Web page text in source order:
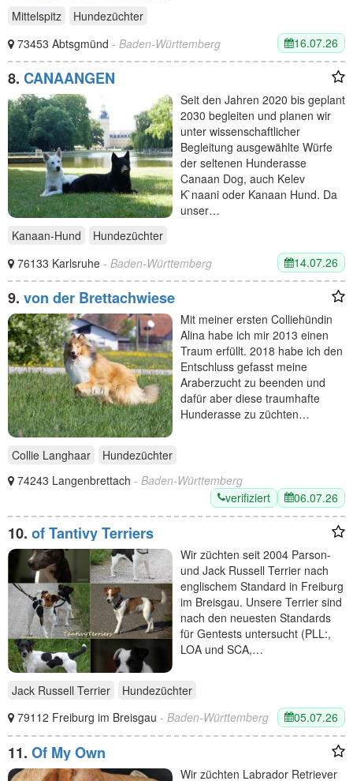
Mittelspitz
Hundezüchter
73453 Abtsgmünd - Baden-Württemberg 16.07.26
8. CANAANGEN
Seit den Jahren 2020 bis geplant
2030 begleiten und planen wir
unter wissenschaftlicher
Begleitung ausgewählte Würfe
der seltenen Hunderasse
Canaan Dog, auch Kelev
K`naani oder Kanaan Hund. Da
unser…
Kanaan-Hund
Hundezüchter
76133 Karlsruhe - Baden-Württemberg 14.07.26
9. von der Brettachwiese
Mit meiner ersten Colliehündin
Alina habe ich mir 2013 einen
Traum erfüllt. 2018 habe ich den
Entschluss gefasst meine
Araberzucht zu beenden und
dafür aber diese traumhafte
Hunderasse zu züchten…
Collie Langhaar
Hundezüchter
74243 Langenbrettach - Baden-Württemberg
verifiziert
06.07.26
10. of Tantivy Terriers
Wir züchten seit 2004 Parson-
und Jack Russell Terrier nach
englischem Standard in Freiburg
im Breisgau. Unsere Terrier sind
nach den neuesten Standards
für Gentests untersucht (PLL:,
LOA und SCA,…
Jack Russell Terrier
Hundezüchter
79112 Freiburg im Breisgau - Baden-Württemberg 05.07.26
11. Of My Own
Wir züchten Labrador Retriever